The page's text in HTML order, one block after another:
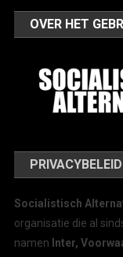
OVER HET
PRIVACYBELEID
Socialistisch
organisatie die al
namen Inter,